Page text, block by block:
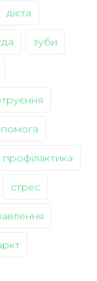
дієта
зуби
профілактика
стрес